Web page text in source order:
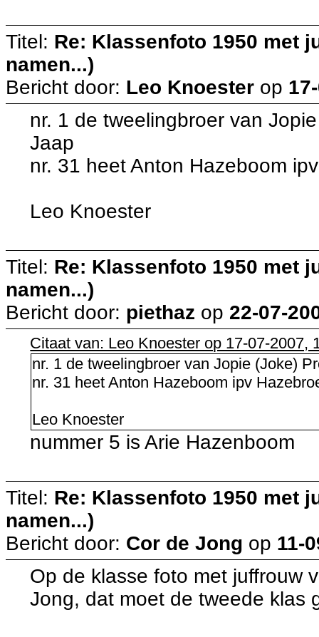
Titel: Re: Klassenfoto 1950 met
namen...)
Bericht door: Leo Knoester op
nr. 1 de tweelingbroer van
Jaap
nr. 31 heet Anton Hazeboom
Leo Knoester
Titel: Re: Klassenfoto 1950 met
namen...)
Bericht door: piethaz op 22-07-
Citaat van: Leo Knoester op 17-07-2007,
nr. 1 de tweelingbroer van Jopie (Joke)
nr. 31 heet Anton Hazeboom ipv
Leo Knoester
nummer 5 is Arie Hazenboom
Titel: Re: Klassenfoto 1950 met
namen...)
Bericht door: Cor de Jong op 11-
Op de klasse foto met juffrouw
Jong, dat moet de tweede klas